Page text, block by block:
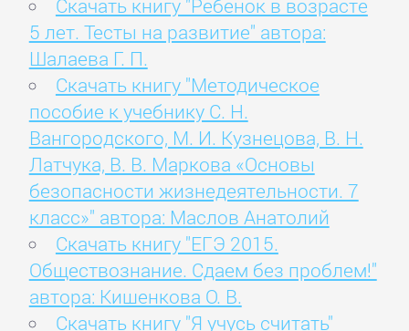
Скачать книгу "Ребенок в возрасте
5 лет. Тесты на развитие" автора:
Шалаева Г. П.
Скачать книгу "Методическое
пособие к учебнику С. Н.
Вангородского, М. И. Кузнецова, В. Н.
Латчука, В. В. Маркова «Основы
безопасности жизнедеятельности. 7
класс»" автора: Маслов Анатолий
Скачать книгу "ЕГЭ 2015.
Обществознание. Сдаем без проблем!"
автора: Кишенкова О. В.
Скачать книгу "Я учусь считать"